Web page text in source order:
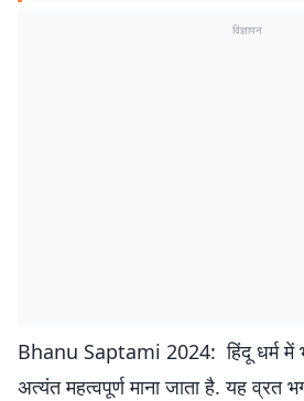
विज्ञापन
Bhanu Saptami 2024: हिंदू धर्म में
अत्यंत महत्वपूर्ण माना जाता है. यह व्रत